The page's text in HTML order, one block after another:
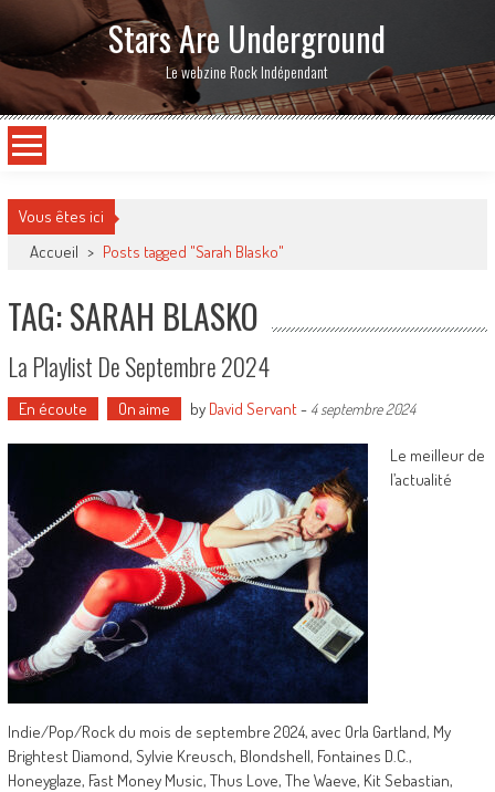
Stars Are Underground
Le webzine Rock Indépendant
Vous êtes ici
Accueil > Posts tagged "Sarah Blasko"
TAG: SARAH BLASKO
La Playlist De Septembre 2024
En écoute On aime by David Servant- 4 septembre 2024
Le meilleur de
l’actualité
Indie/Pop/Rock du mois de septembre 2024, avec Orla Gartland, My
Brightest Diamond, Sylvie Kreusch, Blondshell, Fontaines D.C.,
Honeyglaze, Fast Money Music, Thus Love, The Waeve, Kit Sebastian,